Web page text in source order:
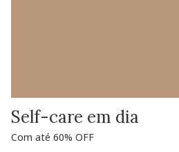
Self-care em dia
Com até 60% OFF